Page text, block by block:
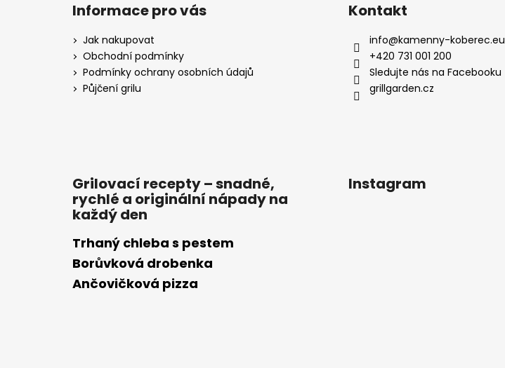
Informace pro vás
Jak nakupovat
Obchodní podmínky
Podmínky ochrany osobních údajů
Půjčení grilu
Kontakt
info@kamenny-koberec.eu
+420 731 001 200
Sledujte nás na Facebooku
grillgarden.cz
Grilovací recepty – snadné,
rychlé a originální nápady na
každý den
Trhaný chleba s pestem
Borůvková drobenka
Ančovičková pizza
Instagram